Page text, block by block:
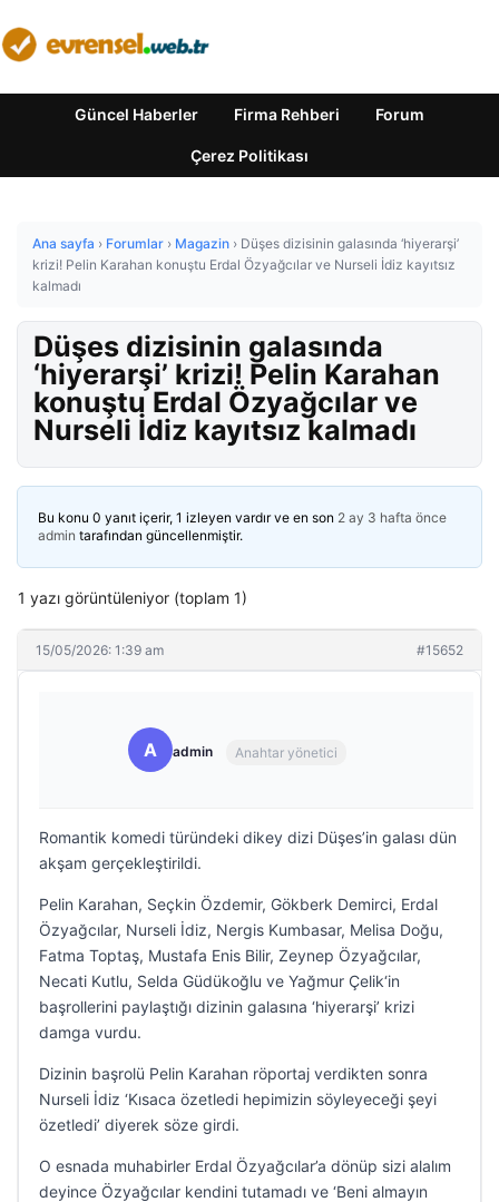
Güncel Haberler Firma Rehberi Forum
Çerez Politikası
Ana sayfa › Forumlar › Magazin › Düşes dizisinin galasında ‘hiyerarşi’
krizi! Pelin Karahan konuştu Erdal Özyağcılar ve Nurseli İdiz kayıtsız
kalmadı
Düşes dizisinin galasında
‘hiyerarşi’ krizi! Pelin Karahan
konuştu Erdal Özyağcılar ve
Nurseli İdiz kayıtsız kalmadı
Bu konu 0 yanıt içerir, 1 izleyen vardır ve en son 2 ay 3 hafta önce
admin tarafından güncellenmiştir.
1 yazı görüntüleniyor (toplam 1)
15/05/2026: 1:39 am #15652
A admin Anahtar yönetici
Romantik komedi türündeki dikey dizi Düşes’in galası dün
akşam gerçekleştirildi.
Pelin Karahan, Seçkin Özdemir, Gökberk Demirci, Erdal
Özyağcılar, Nurseli İdiz, Nergis Kumbasar, Melisa Doğu,
Fatma Toptaş, Mustafa Enis Bilir, Zeynep Özyağcılar,
Necati Kutlu, Selda Güdükoğlu ve Yağmur Çelik‘in
başrollerini paylaştığı dizinin galasına ‘hiyerarşi’ krizi
damga vurdu.
Dizinin başrolü Pelin Karahan röportaj verdikten sonra
Nurseli İdiz ‘Kısaca özetledi hepimizin söyleyeceği şeyi
özetledi’ diyerek söze girdi.
O esnada muhabirler Erdal Özyağcılar’a dönüp sizi alalım
deyince Özyağcılar kendini tutamadı ve ‘Beni almayın